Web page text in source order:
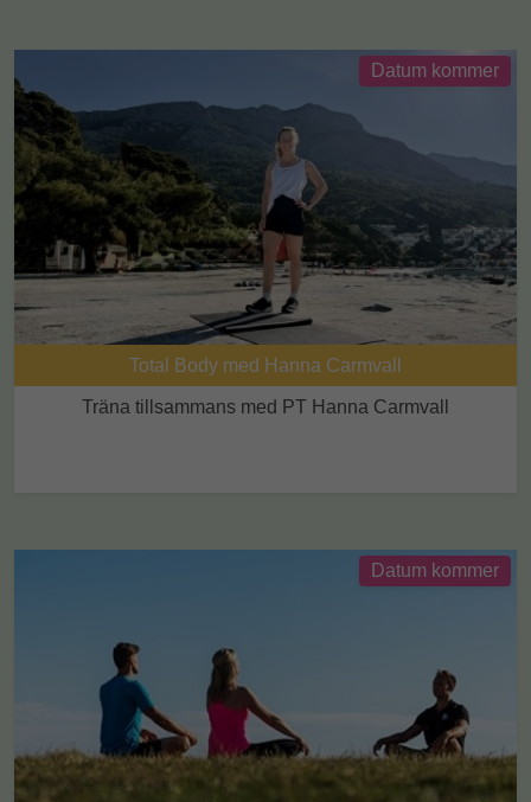
Datum kommer
Total Body med Hanna Carmvall
Träna tillsammans med PT Hanna Carmvall
Datum kommer